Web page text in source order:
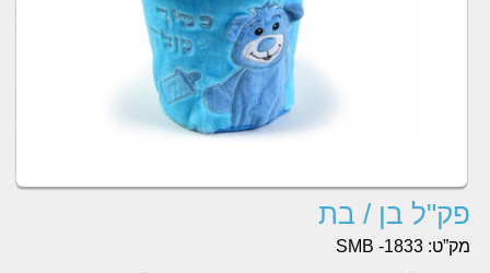
פק"ל בן / בת
מק”ט: SMB -1833